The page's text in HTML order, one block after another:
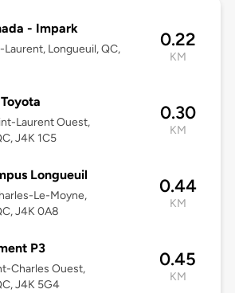
- Impark
Laurent, Longueuil, QC,
0.22
KM
Laurent Ouest,
J4K 1C5
0.30
KM
Longueuil
Le-Moyne,
J4K 0A8
0.44
KM
P3
Charles Ouest,
J4K 5G4
0.45
KM